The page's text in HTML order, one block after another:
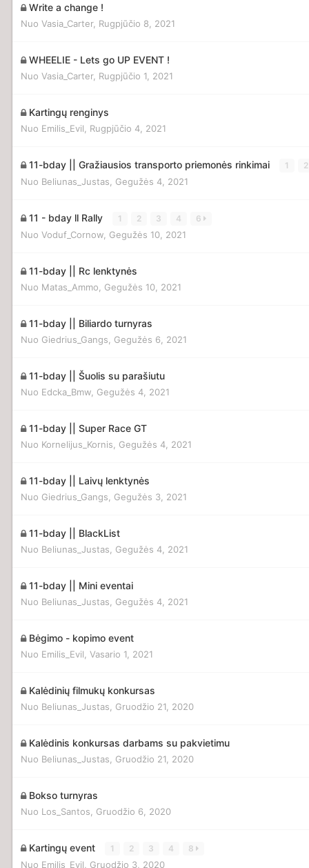
Write a change !
Nuo Vasia_Carter, Rugpjūčio 8, 2021
WHEELIE - Lets go UP EVENT !
Nuo Vasia_Carter, Rugpjūčio 1, 2021
Kartingų renginys
Nuo Emilis_Evil Rugpjūčio 4, 2021
11-bday || Gražiausios transporto priemonės rinkimai 1 2
Nuo Beliunas_Justas Gegužės 4, 2021
11 - bday ll Rally 1 2 3 4 6
Nuo Voduf_Cornow Gegužės 10, 2021
11-bday || Rc lenktynės
Nuo Matas_Ammo Gegužės 10, 2021
11-bday || Biliardo turnyras
Nuo Giedrius_Gangs Gegužės 6, 2021
11-bday || Šuolis su parašiutu
Nuo Edcka_Bmw Gegužės 4, 2021
11-bday || Super Race GT
Nuo Kornelijus_Kornis Gegužės 4, 2021
11-bday || Laivų lenktynės
Nuo Giedrius_Gangs Gegužės 3, 2021
11-bday || BlackList
Nuo Beliunas_Justas Gegužės 4, 2021
11-bday || Mini eventai
Nuo Beliunas_Justas Gegužės 4, 2021
Bėgimo - kopimo event
Nuo Emilis_Evil Vasario 1, 2021
Kalėdinių filmukų konkursas
Nuo Beliunas_Justas Gruodžio 21, 2020
Kalėdinis konkursas darbams su pakvietimu
Nuo Beliunas_Justas Gruodžio 21, 2020
Bokso turnyras
Nuo Los_Santos Gruodžio 6, 2020
Kartingų event 1 2 3 4 8
Nuo Emilis_Evil Gruodžio 3, 2020